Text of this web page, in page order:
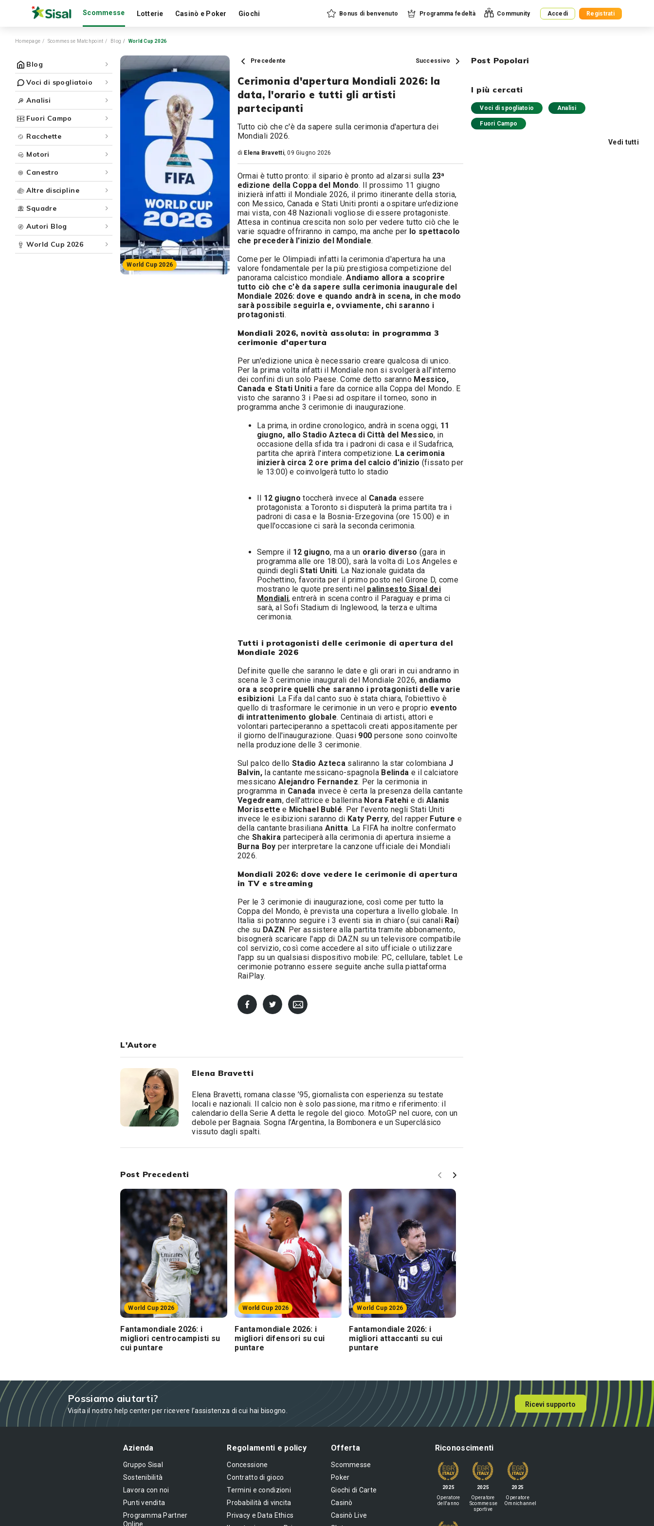
Scommesse Lotterie Casinò e Poker Giochi Bonus di benvenuto Programma fedeltà Community Accedi Registrati
Homepage Scommesse Matchpoint Blog World Cup 2026
Blog
Voci di spogliatoio
Analisi
Fuori Campo
Racchette
Motori
Canestro
Altre discipline
Squadre
Autori Blog
World Cup 2026
World Cup 2026
Precedente Successivo
Cerimonia d'apertura Mondiali 2026: la
data, l'orario e tutti gli artisti
partecipanti
Tutto ciò che c'è da sapere sulla cerimonia d'apertura dei
Mondiali 2026.
di Elena Bravetti, 09 Giugno 2026
Ormai è tutto pronto: il sipario è pronto ad alzarsi sulla 23ª
edizione della Coppa del Mondo. Il prossimo 11 giugno
inizierà infatti il Mondiale 2026, il primo itinerante della storia,
con Messico, Canada e Stati Uniti pronti a ospitare un'edizione
mai vista, con 48 Nazionali vogliose di essere protagoniste.
Attesa in continua crescita non solo per vedere tutto ciò che le
varie squadre offriranno in campo, ma anche per lo spettacolo
che precederà l'inizio del Mondiale.
Come per le Olimpiadi infatti la cerimonia d'apertura ha una
valore fondamentale per la più prestigiosa competizione del
panorama calcistico mondiale.Andiamo allora a scoprire
tutto ciò che c'è da sapere sulla cerimonia inaugurale del
Mondiale 2026: dove e quando andrà in scena, in che modo
sarà possibile seguirla e, ovviamente, chi saranno i
protagonisti.
Mondiali 2026, novità assoluta: in programma 3
cerimonie d'apertura
Per un'edizione unica è necessario creare qualcosa di unico.
Per la prima volta infatti il Mondiale non si svolgerà all'interno
dei confini di un solo Paese. Come detto saranno Messico,
Canada e Stati Unitia fare da cornice alla Coppa del Mondo. E
visto che saranno 3 i Paesi ad ospitare il torneo, sono in
programma anche 3 cerimonie di inaugurazione.
La prima, in ordine cronologico, andrà in scena oggi, 11
giugno, allo Stadio Azteca di Città del Messico, in
occasione della sfida tra i padroni di casa e il Sudafrica,
partita che aprirà l'intera competizione. La cerimonia
inizierà circa 2 ore prima del calcio d'inizio (fissato per
le 13:00) e coinvolgerà tutto lo stadio
Il 12 giugno toccherà invece al Canada essere
protagonista: a Toronto si disputerà la prima partita tra i
padroni di casa e la Bosnia-Erzegovina (ore 15:00) e in
quell'occasione ci sarà la seconda cerimonia.
Sempre il 12 giugno, ma a un orario diverso (gara in
programma alle ore 18:00), sarà la volta di Los Angeles e
quindi degli Stati Uniti. La Nazionale guidata da
Pochettino, favorita per il primo posto nel Girone D, come
mostrano le quote presenti nel palinsesto Sisal dei
Mondiali, entrerà in scena contro il Paraguay e prima ci
sarà, al Sofi Stadium di Inglewood, la terza e ultima
cerimonia.
Tutti i protagonisti delle cerimonie di apertura del
Mondiale 2026
Definite quelle che saranno le date e gli orari in cui andranno in
scena le 3 cerimonie inaugurali del Mondiale 2026, andiamo
ora a scoprire quelli che saranno i protagonisti delle varie
esibizioni. La Fifa dal canto suo è stata chiara, l'obiettivo è
quello di trasformare le cerimonie in un vero e proprio evento
di intrattenimento globale. Centinaia di artisti, attori e
volontari parteciperanno a spettacoli creati appositamente per
il giorno dell'inaugurazione. Quasi 900 persone sono coinvolte
nella produzione delle 3 cerimonie.
Sul palco dello Stadio Aztecasaliranno la star colombiana J
Balvin,la cantante messicano-spagnola Belinda e il calciatore
messicano Alejandro Fernandez. Per la cerimonia in
programma in Canada invece è certa la presenza della cantante
Vegedream, dell'attrice e ballerina Nora Fatehi e di Alanis
Morissette e Michael Bublé. Per l'evento negli Stati Uniti
invece le esibizioni saranno di Katy Perry, del rapper Future e
della cantante brasilianaAnitta. La FIFA ha inoltre confermato
che Shakira parteciperà alla cerimonia di apertura insieme a
Burna Boy per interpretare la canzone ufficiale dei Mondiali
2026.
Mondiali 2026: dove vedere le cerimonie di apertura
in TV e streaming
Per le 3 cerimonie di inaugurazione, così come per tutto la
Coppa del Mondo, è prevista una copertura a livello globale. In
Italia si potranno seguire i 3 eventi sia in chiaro (sui canali Rai)
che su DAZN. Per assistere alla partita tramite abbonamento,
bisognerà scaricare l'app di DAZN su un televisore compatibile
col servizio, così come accedere al sito ufficiale o utilizzare
l'app su un qualsiasi dispositivo mobile: PC, cellulare, tablet. Le
cerimonie potranno essere seguite anche sulla piattaforma
RaiPlay.
L'Autore
Elena Bravetti
Elena Bravetti, romana classe ’95, giornalista con esperienza su testate
locali e nazionali. Il calcio non è solo passione, ma ritmo e riferimento: il
calendario della Serie A detta le regole del gioco. MotoGP nel cuore, con un
debole per Bagnaia. Sogna l’Argentina, la Bombonera e un Superclásico
vissuto dagli spalti.
Post Popolari
I più cercati
Voci di spogliatoio Analisi
Fuori Campo
Vedi tutti
Post Precedenti
World Cup 2026
Fantamondiale 2026: i
migliori centrocampisti su
cui puntare
World Cup 2026
Fantamondiale 2026: i
migliori difensori su cui
puntare
World Cup 2026
Fantamondiale 2026: i
migliori attaccanti su cui
puntare
Possiamo aiutarti?
Visita il nostro help center per ricevere l’assistenza di cui hai bisogno.
Ricevi supporto
Azienda
Gruppo Sisal
Sostenibilità
Lavora con noi
Punti vendita
Programma Partner
Online
Regolamenti e policy
Concessione
Contratto di gioco
Termini e condizioni
Probabilità di vincita
Privacy e Data Ethics
Offerta
Scommesse
Poker
Giochi di Carte
Casinò
Casinò Live
Riconoscimenti
2025
Operatore
dell'anno
2025
Operatore
Scommesse
sportive
2025
Operatore
Omnichannel